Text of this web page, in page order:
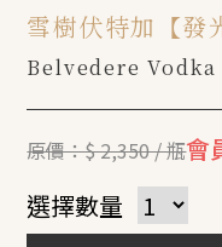
雪樹伏特加【發
Belvedere Vodka
原價：$ 2,350 / 瓶會
選擇數量